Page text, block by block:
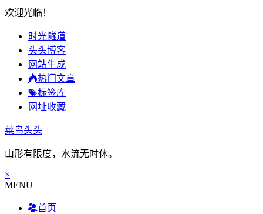
欢迎光临！
时光隧道
头头博客
网站生成
热门文章
标签库
网址收藏
菜鸟头头
山形有限度，水流无时休。
×
MENU
首页